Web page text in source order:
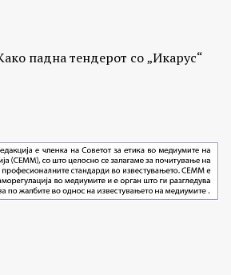
падна тендерот со „Икарус“